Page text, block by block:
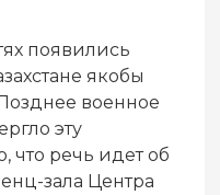
появились
якобы
военное
эту
речь идет об
зала Центра